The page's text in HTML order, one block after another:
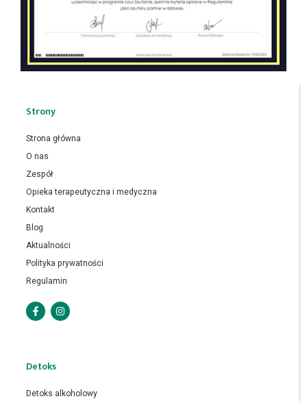
Strony
Strona główna
O nas
Zespół
Opieka terapeutyczna i medyczna
Kontakt
Blog
Aktualności
Polityka prywatności
Regulamin
Detoks
Detoks alkoholowy